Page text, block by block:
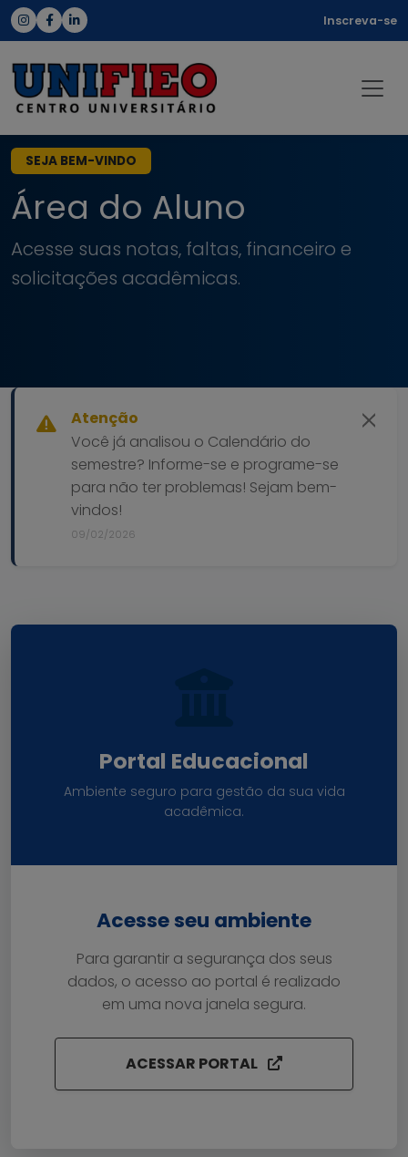
Inscreva-se
SEJA BEM-VINDO
Área do Aluno
Acesse suas notas, faltas, financeiro e
solicitações acadêmicas.
Atenção
Você já analisou o Calendário do
semestre? Informe-se e programe-se
para não ter problemas! Sejam bem-
vindos!
09/02/2026
Portal Educacional
Ambiente seguro para gestão da sua vida
acadêmica.
Acesse seu ambiente
Para garantir a segurança dos seus
dados, o acesso ao portal é realizado
em uma nova janela segura.
ACESSAR PORTAL